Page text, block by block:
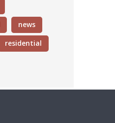
news
residential